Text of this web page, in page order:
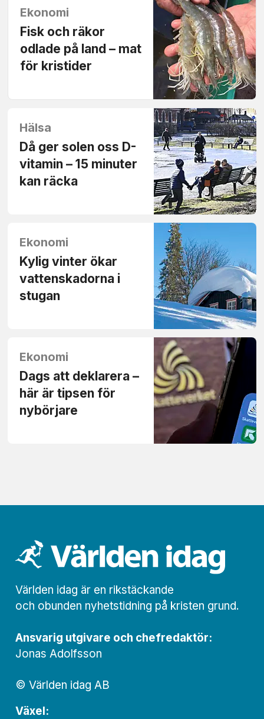
Ekonomi
Fisk och räkor
odlade på land – mat
för kris­tider
Hälsa
Då ger solen oss D-
vitamin – 15 minuter
kan räcka
Ekonomi
Kylig vinter ökar
vatten­skadorna i
stugan
Ekonomi
Dags att deklarera –
här är tipsen för
nybörjare
Världen idag är en rikstäckande
och obunden nyhets­­­tidning på kristen grund.
Ansvarig utgivare och chef­redaktör:
Jonas Adolfsson
© Världen idag AB
Växel: